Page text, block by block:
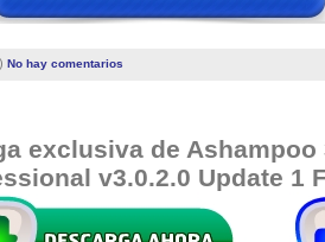
) No hay comentarios
exclusiva de Ashampoo
v3.0.2.0 Update 1